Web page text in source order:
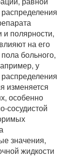
и полярности,
на его
больного,
у
изменяется
особенно
сосудистой
значения,
жидкости